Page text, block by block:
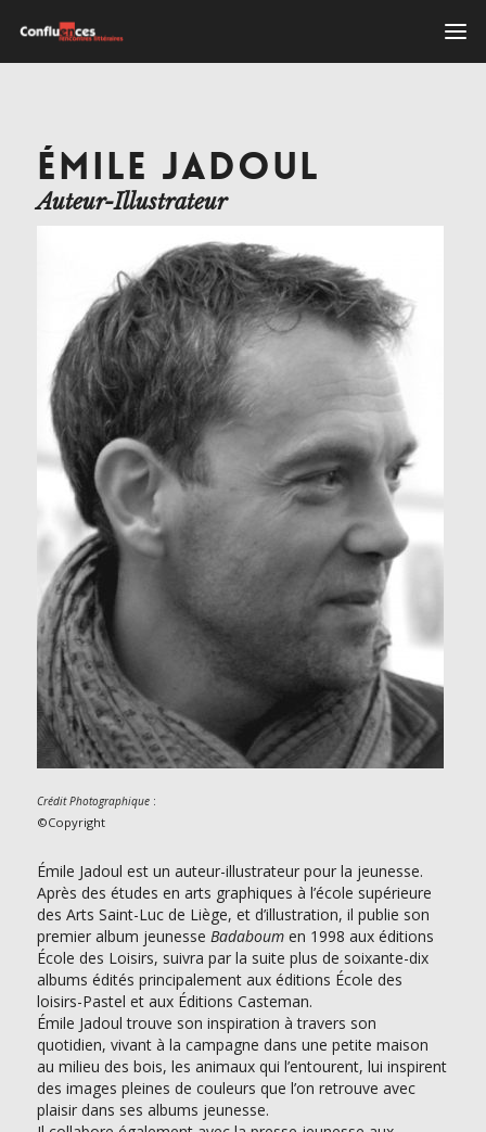
ÉMILE JADOUL
Auteur-Illustrateur
Crédit Photographique:
©Copyright
Émile Jadoul est un auteur-illustrateur pour la jeunesse.
Après des études en arts graphiques à l’école supérieure
des Arts Saint-Luc de Liège, et d’illustration, il publie son
premier album jeunesse Badaboumen 1998 aux éditions
École des Loisirs, suivra par la suite plus de soixante-dix
albums édités principalement aux éditions École des
loisirs-Pastel et aux Éditions Casteman.
Émile Jadoul trouve son inspiration à travers son
quotidien, vivant à la campagne dans une petite maison
au milieu des bois, les animaux qui l’entourent, lui inspirent
des images pleines de couleurs que l’on retrouve avec
plaisir dans ses albums jeunesse.